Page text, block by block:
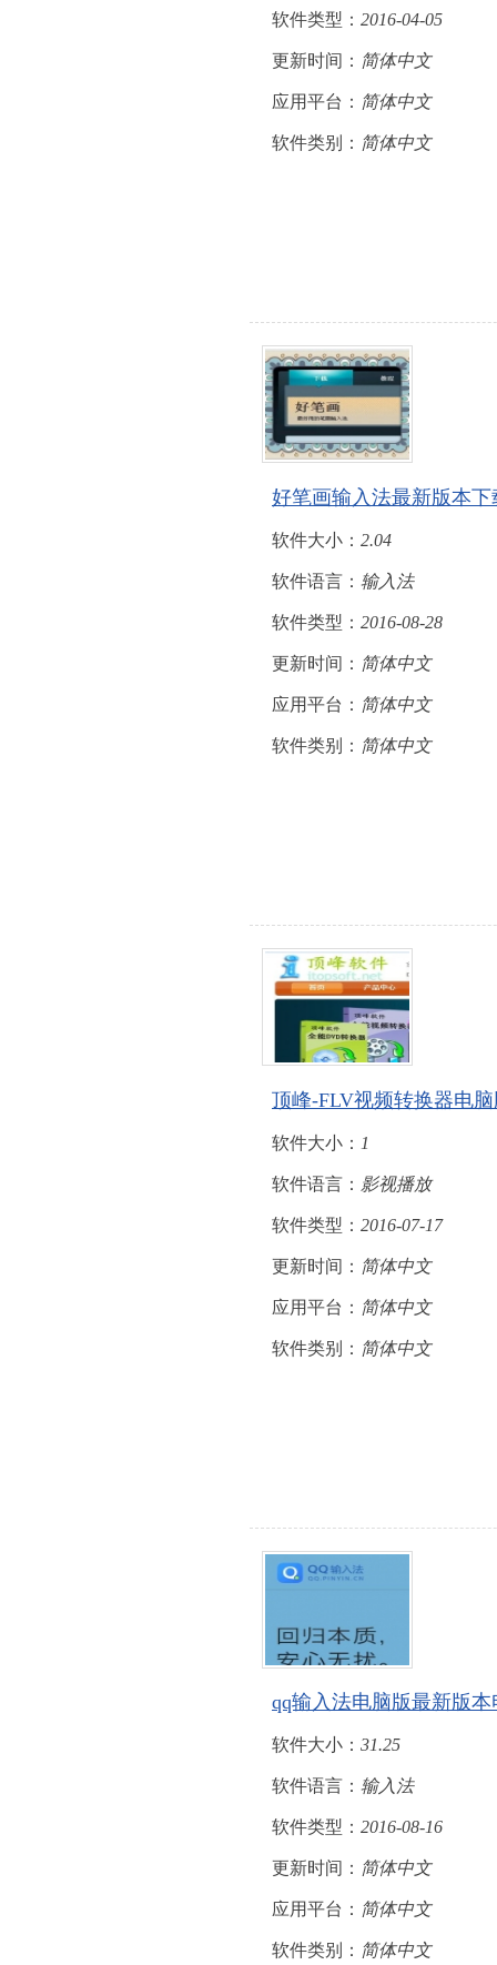
软件类型： 2016-04-05
更新时间： 简体中文
应用平台： 简体中文
软件类别： 简体中文
好笔画输入法最新版本
软件大小： 2.04
软件语言： 输入法
软件类型： 2016-08-28
更新时间： 简体中文
应用平台： 简体中文
软件类别： 简体中文
顶峰-FLV视频转换器电
软件大小： 1
软件语言： 影视播放
软件类型： 2016-07-17
更新时间： 简体中文
应用平台： 简体中文
软件类别： 简体中文
qq输入法电脑版最新版
软件大小： 31.25
软件语言： 输入法
软件类型： 2016-08-16
更新时间： 简体中文
应用平台： 简体中文
软件类别： 简体中文